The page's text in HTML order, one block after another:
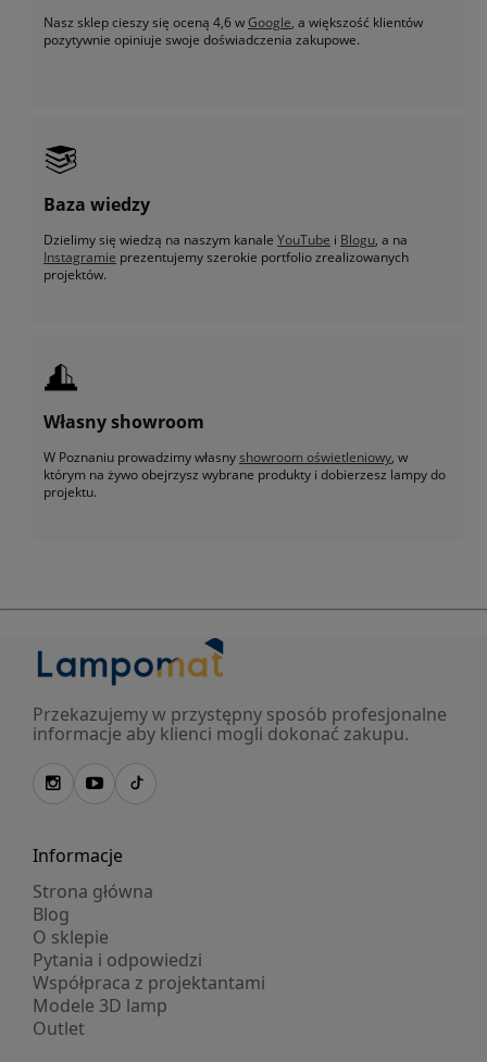
Nasz sklep cieszy się oceną 4,6 wGoogle, a większość klientów
pozytywnie opiniuje swoje doświadczenia zakupowe.
Baza wiedzy
Dzielimy się wiedzą na naszym kanale YouTube i Blogu, a na
Instagramie prezentujemy szerokie portfolio zrealizowanych
projektów.
Własny showroom
W Poznaniu prowadzimy własnyshowroom oświetleniowy, w
którym na żywo obejrzysz wybrane produkty i dobierzesz lampy do
projektu.
Przekazujemy w przystępny sposób profesjonalne
informacje aby klienci mogli dokonać zakupu.
Informacje
Strona główna
Blog
O sklepie
Pytania i odpowiedzi
Współpraca z projektantami
Modele 3D lamp
Outlet